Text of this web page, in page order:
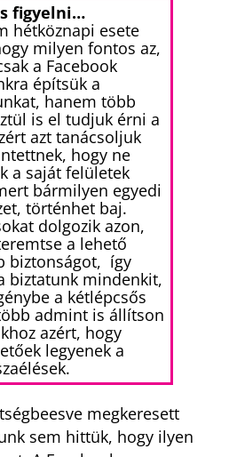
figyelni…
hétköznapi esete
milyen fontos az,
a Facebook
építsük a
hanem több
is el tudjuk érni a
azt tanácsoljuk
hogy ne
a saját felületek
bármilyen egyedi
történhet baj.
dolgozik azon,
a lehető
biztonságot, így
biztatunk mindenkit,
a kétlépcsős
admint is állítson
azért, hogy
legyenek a
megkeresett
sem hittük, hogy ilyen